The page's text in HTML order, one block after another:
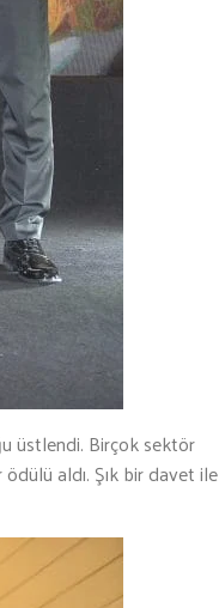
üstlendi. Birçok sektör
aldı. Şık bir davet ile